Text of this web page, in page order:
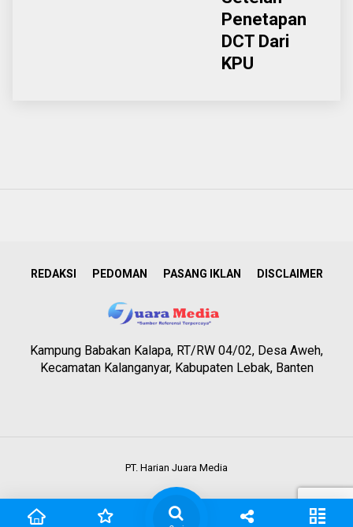
Penetapan
DCT Dari
KPU
REDAKSI PEDOMAN PASANG IKLAN DISCLAIMER
Kampung Babakan Kalapa, RT/RW 04/02, Desa Aweh,
Kecamatan Kalanganyar, Kabupaten Lebak, Banten
PT. Harian Juara Media